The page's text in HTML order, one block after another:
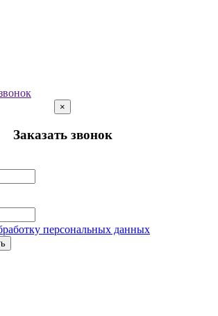
×
Заказать звонок
персональных данных